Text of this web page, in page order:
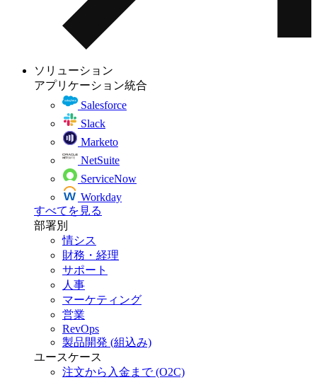
ソリューション
アプリケーション統合
Salesforce
Slack
Marketo
NetSuite
ServiceNow
Workday
すべてを見る
部署別
情シス
財務・経理
サポート
人事
マーケティング
営業
RevOps
製品開発 (組込み)
ユースケース
注文から入金まで (O2C)